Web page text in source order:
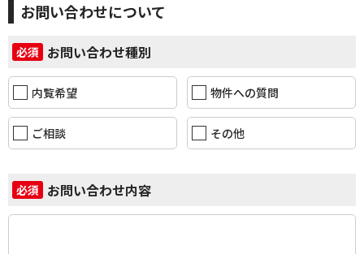
お問い合わせについて
必須 お問い合わせ種別
内覧希望 物件への質問
ご相談 その他
必須 お問い合わせ内容